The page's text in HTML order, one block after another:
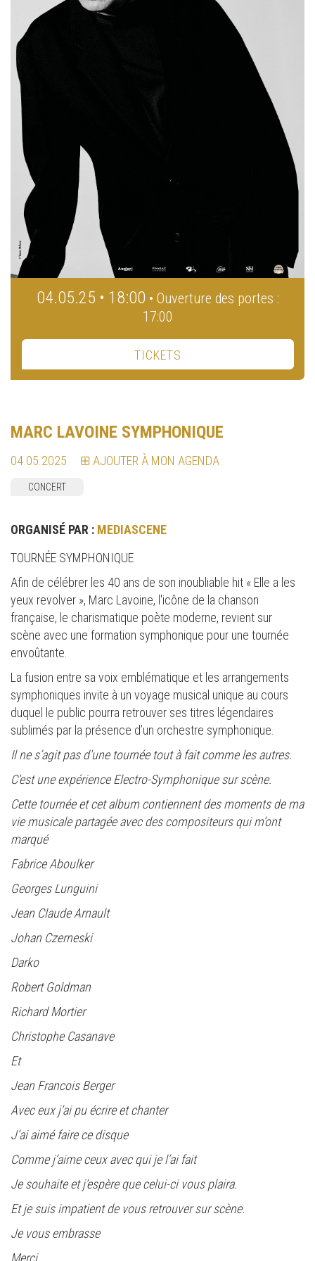
04.05.25 • 18:00 • Ouverture des portes :
17:00
TICKETS
MARC LAVOINE SYMPHONIQUE
04.05.2025 AJOUTER À MON AGENDA
CONCERT
ORGANISÉ PAR : MEDIASCENE
TOURNÉE SYMPHONIQUE
Afin de célébrer les 40 ans de son inoubliable hit « Elle a les
yeux revolver », Marc Lavoine, l'icône de la chanson
française, le charismatique poète moderne, revient sur
scène avec une formation symphonique pour une tournée
envoûtante.
La fusion entre sa voix emblématique et les arrangements
symphoniques invite à un voyage musical unique au cours
duquel le public pourra retrouver ses titres légendaires
sublimés par la présence d’un orchestre symphonique.
Il ne s’agit pas d'une tournée tout à fait comme les autres.
C'est une expérience Electro-Symphonique sur scène.
Cette tournée et cet album contiennent des moments de ma
vie musicale partagée avec des compositeurs qui m’ont
marqué
Fabrice Aboulker
Georges Lunguini
Jean Claude Arnault
Johan Czerneski
Darko
Robert Goldman
Richard Mortier
Christophe Casanave
Et
Jean Francois Berger
Avec eux j’ai pu écrire et chanter
J’ai aimé faire ce disque
Comme j’aime ceux avec qui je l’ai fait
Je souhaite et j’espère que celui-ci vous plaira.
Et je suis impatient de vous retrouver sur scène.
Je vous embrasse
Merci,